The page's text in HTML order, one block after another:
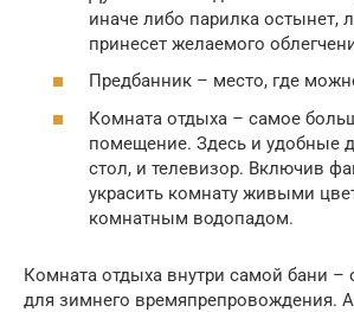
иначе либо парилка остынет,
принесет желаемого
Предбанник – место, где
Комната отдыха – самое
помещение. Здесь и удобные
стол, и телевизор. Включив
украсить комнату живыми
комнатным водопадом.
Комната отдыха внутри самой бани –
для зимнего времяпрепровождения.